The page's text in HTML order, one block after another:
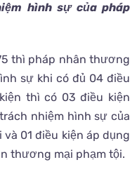
hình sự của pháp
thì pháp nhân thương
sự khi có đủ 04 điều
thì có 03 điều kiện
nhiệm hình sự của
01 điều kiện áp dụng
thương mại phạm tội.